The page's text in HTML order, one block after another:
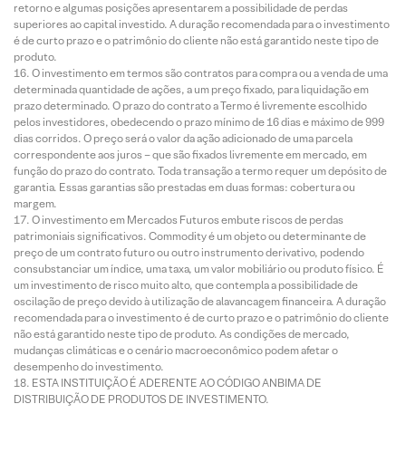
retorno e algumas posições apresentarem a possibilidade de perdas
superiores ao capital investido. A duração recomendada para o investimento
é de curto prazo e o patrimônio do cliente não está garantido neste tipo de
produto.
O investimento em termos são contratos para compra ou a venda de uma
determinada quantidade de ações, a um preço fixado, para liquidação em
prazo determinado. O prazo do contrato a Termo é livremente escolhido
pelos investidores, obedecendo o prazo mínimo de 16 dias e máximo de 999
dias corridos. O preço será o valor da ação adicionado de uma parcela
correspondente aos juros – que são fixados livremente em mercado, em
função do prazo do contrato. Toda transação a termo requer um depósito de
garantia. Essas garantias são prestadas em duas formas: cobertura ou
margem.
O investimento em Mercados Futuros embute riscos de perdas
patrimoniais significativos. Commodity é um objeto ou determinante de
preço de um contrato futuro ou outro instrumento derivativo, podendo
consubstanciar um índice, uma taxa, um valor mobiliário ou produto físico. É
um investimento de risco muito alto, que contempla a possibilidade de
oscilação de preço devido à utilização de alavancagem financeira. A duração
recomendada para o investimento é de curto prazo e o patrimônio do cliente
não está garantido neste tipo de produto. As condições de mercado,
mudanças climáticas e o cenário macroeconômico podem afetar o
desempenho do investimento.
ESTA INSTITUIÇÃO É ADERENTE AO CÓDIGO ANBIMA DE
DISTRIBUIÇÃO DE PRODUTOS DE INVESTIMENTO.